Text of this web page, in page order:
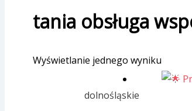
tania obsługa
Wyświetlanie jednego wyniku
dolnośląskie